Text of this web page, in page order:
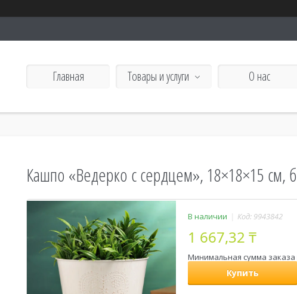
Главная Товары и услуги О нас
Кашпо «Ведерко с сердцем», 18×18×15 см,
В наличии Код: 9943842
1 667,32 ₸
Минимальная сумма заказа
Купить